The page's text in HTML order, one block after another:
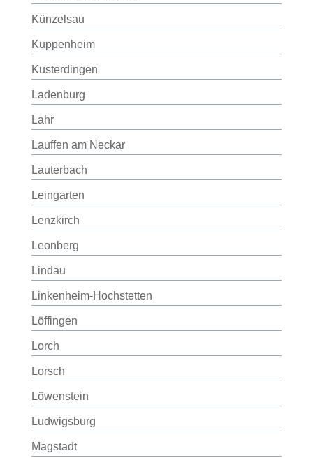
Künzelsau
Kuppenheim
Kusterdingen
Ladenburg
Lahr
Lauffen am Neckar
Lauterbach
Leingarten
Lenzkirch
Leonberg
Lindau
Linkenheim-Hochstetten
Löffingen
Lorch
Lorsch
Löwenstein
Ludwigsburg
Magstadt